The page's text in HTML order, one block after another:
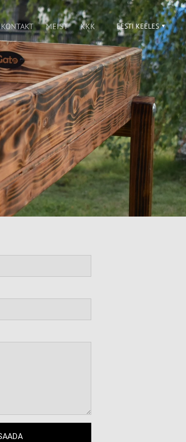
KONTAKT MEIST KKK EESTI KEELES